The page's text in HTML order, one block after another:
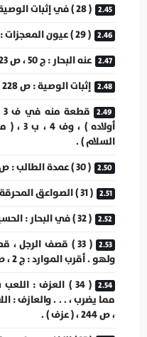
( 28 ) في إثبات الوصية : فرش بيت .
( 29 ) عيون المعجزات : ص 133 ، س 4 .
عنه البحار : ج 50 ، ص 123 ، ح 5 .
إثبات الوصية : ص 228 ، س 15 ، بتفاوت .
أولاده
السلام ) .
( 30 ) عمدة الطالب : ص 179 ، س 7 .
( 31 ) الصواعق المحرقة : ص 206 ، س 26 .
( 32 ) في البحار : الحسين بن الحسن الحسيني .
( 33 ) قصف الرجل
ولهو . أقرب الموارد : ج 2 ، ص 1007 ، ( قصف ) .
( 34 ) العزف :
، ص 244 ، ( عزف ) .